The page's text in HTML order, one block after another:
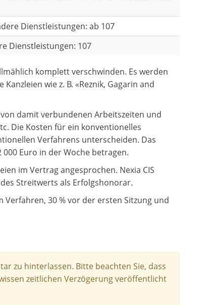
Dienstleistungen: ab 107
Dienstleistungen: 107
komplett verschwinden. Es werden
wie z. B. «Reznik, Gagarin and
damit verbundenen Arbeitszeiten und
Die Kosten für ein konventionelles
Verfahrens unterscheiden. Das
Euro in der Woche betragen.
im Vertrag angesprochen. Nexia CIS
Streitwerts als Erfolgshonorar.
Verfahren, 30 % vor der ersten Sitzung und
zu hinterlassen. Bitte beachten Sie, dass
zeitlichen Verzögerung veröffentlicht